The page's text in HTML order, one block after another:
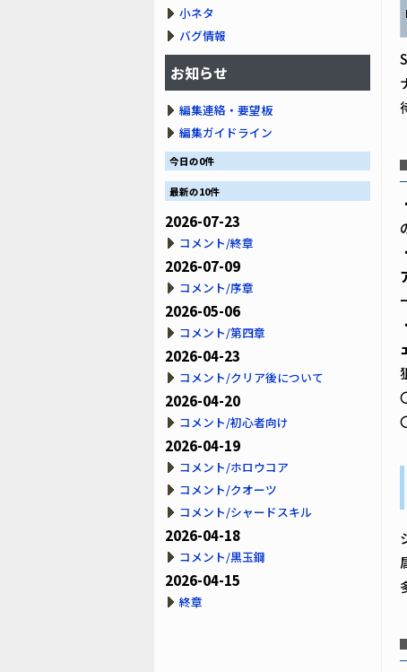
小ネタ
バグ情報
お知らせ
編集連絡・要望板
編集ガイドライン
今日の0件
最新の10件
2026-07-23
コメント/終章
2026-07-09
コメント/序章
2026-05-06
コメント/第四章
2026-04-23
コメント/クリア後について
2026-04-20
コメント/初心者向け
2026-04-19
コメント/ホロウコア
コメント/クオーツ
コメント/シャードスキル
2026-04-18
コメント/黒玉鋼
2026-04-15
終章